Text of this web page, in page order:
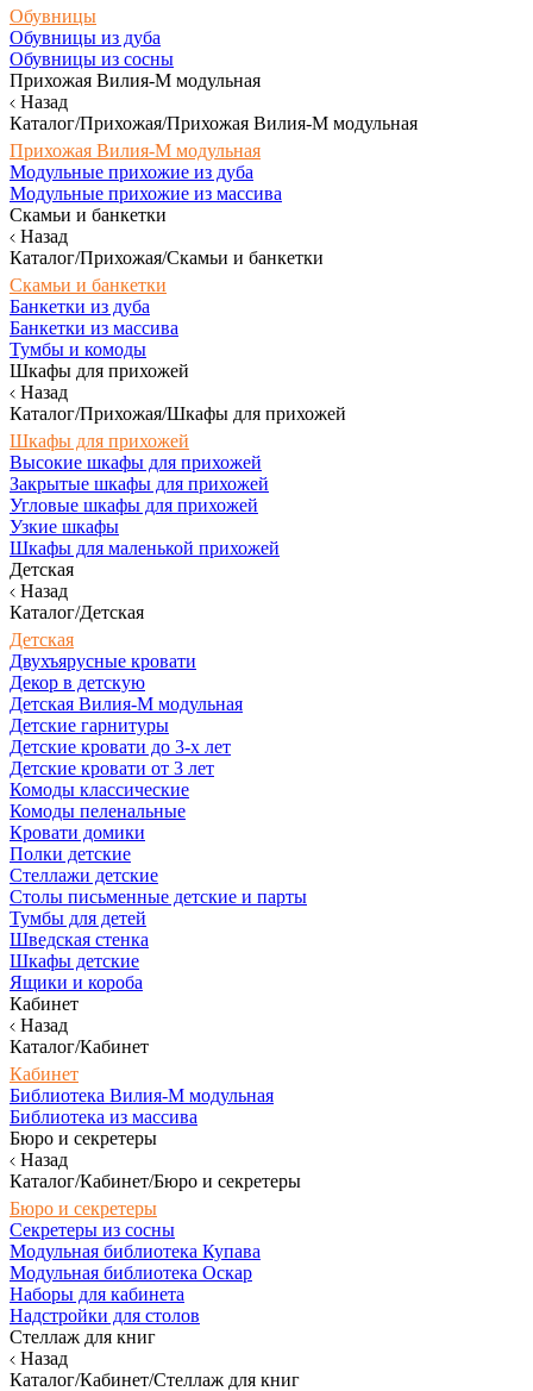
Обувницы
Обувницы из дуба
Обувницы из сосны
Прихожая Вилия-М модульная
Назад
Каталог/Прихожая/Прихожая Вилия-М модульная
Прихожая Вилия-М модульная
Модульные прихожие из дуба
Модульные прихожие из массива
Скамьи и банкетки
Назад
Каталог/Прихожая/Скамьи и банкетки
Скамьи и банкетки
Банкетки из дуба
Банкетки из массива
Тумбы и комоды
Шкафы для прихожей
Назад
Каталог/Прихожая/Шкафы для прихожей
Шкафы для прихожей
Высокие шкафы для прихожей
Закрытые шкафы для прихожей
Угловые шкафы для прихожей
Узкие шкафы
Шкафы для маленькой прихожей
Детская
Назад
Каталог/Детская
Детская
Двухъярусные кровати
Декор в детскую
Детская Вилия-М модульная
Детские гарнитуры
Детские кровати до 3-х лет
Детские кровати от 3 лет
Комоды классические
Комоды пеленальные
Кровати домики
Полки детские
Стеллажи детские
Столы письменные детские и парты
Тумбы для детей
Шведская стенка
Шкафы детские
Ящики и короба
Кабинет
Назад
Каталог/Кабинет
Кабинет
Библиотека Вилия-М модульная
Библиотека из массива
Бюро и секретеры
Назад
Каталог/Кабинет/Бюро и секретеры
Бюро и секретеры
Секретеры из сосны
Модульная библиотека Купава
Модульная библиотека Оскар
Наборы для кабинета
Надстройки для столов
Стеллаж для книг
Назад
Каталог/Кабинет/Стеллаж для книг